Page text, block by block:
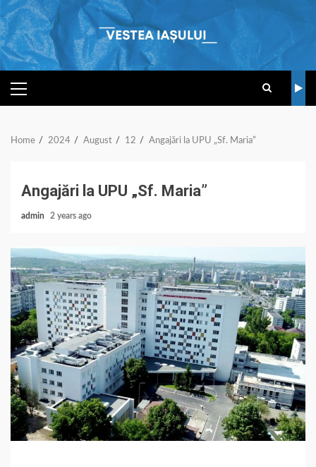
Skip
to
content
PRIMARY
MENU
Home 2024 August 12 Angajări la UPU „Sf. Maria”
Angajări la UPU „Sf. Maria”
admin 2 years ago